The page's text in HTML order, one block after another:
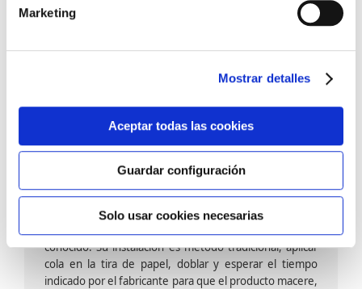
Marketing
Mostrar detalles
Aceptar todas las cookies
Guardar configuración
Solo usar cookies necesarias
barniz multiadherente en base agua. En zonas de
fuegos, se recomienda proteger con placas, silestone,
dado que el frotar en exceso dañaría el papel. Su
colocación es cola en la pared y tira en seco, sin
colocación es fácil rápida y sencilla.
Papel pintado calidad papel:
Formado por una capa de papel sobre un soporte de
conocido. Su instalación es método tradicional, aplicar
cola en la tira de papel, doblar y esperar el tiempo
indicado por el fabricante para que el producto macere,